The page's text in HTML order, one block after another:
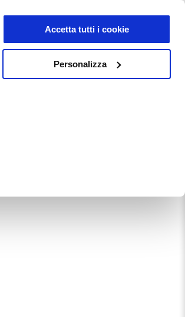
Accetta tutti i cookie
Personalizza
0 0